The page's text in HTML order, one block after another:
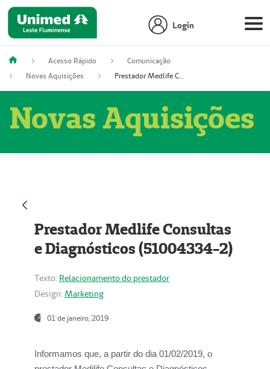
Login
Acesso Rápido
Comunicação
Novas Aquisições
Prestador Medlife Consultas e Diagnósticos (51004334-2)
Novas Aquisições
Prestador Medlife Consultas
e Diagnósticos (51004334-2)
Texto: Relacionamento do prestador
Design: Marketing
01 de janeiro, 2019
Informamos que, a partir do dia 01/02/2019, o